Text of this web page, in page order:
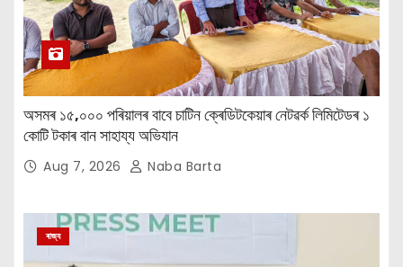
অসমৰ ১৫,০০০ পৰিয়ালৰ বাবে চাটিন ক্ৰেডিটকেয়াৰ নেটৱৰ্ক লিমিটেডৰ ১
কোটি টকাৰ বান সাহায্য অভিযান
Aug 7, 2026 Naba Barta
ৰাজ্য